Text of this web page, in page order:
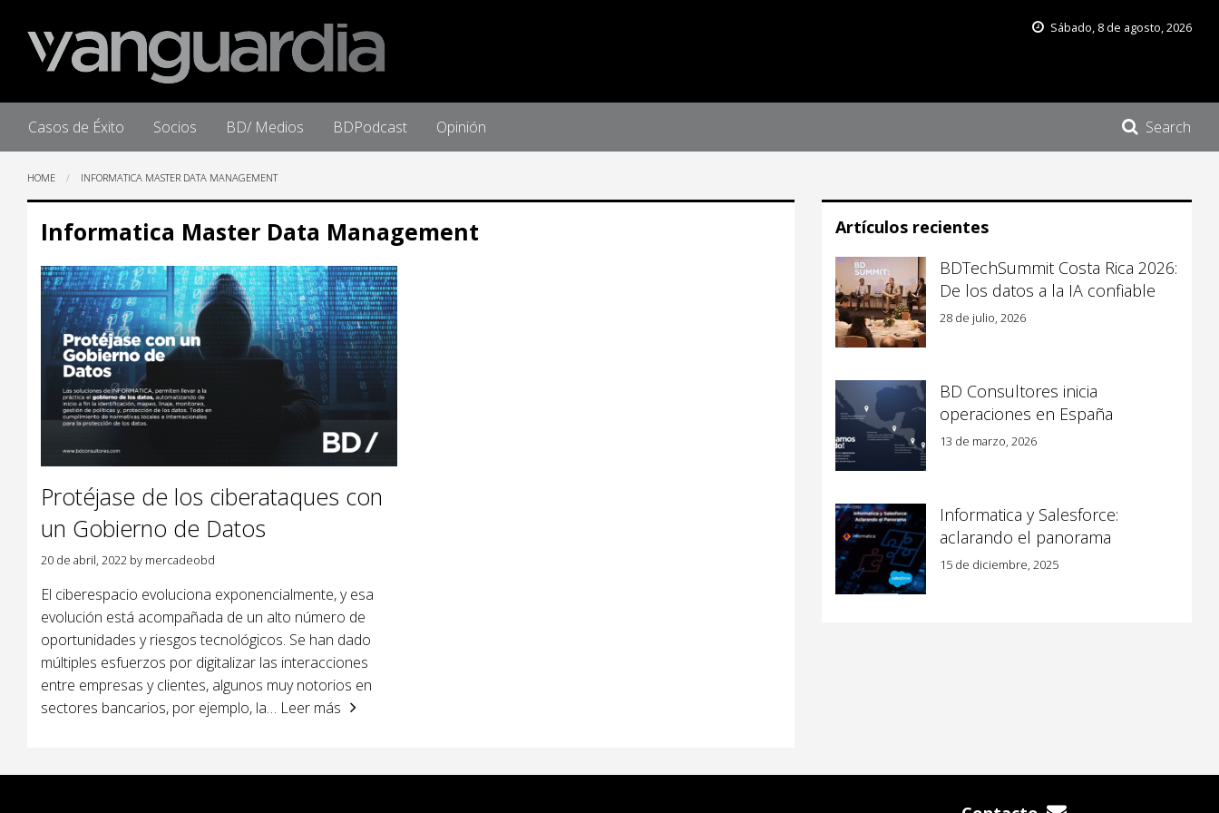
Sábado, 8 de agosto, 2026
Home
Casos de Éxito Socios BD/ Medios BDPodcast Opinión Search
HOME INFORMATICA MASTER DATA MANAGEMENT
Informatica Master Data Management
Protéjase de los ciberataques con
un Gobierno de Datos
20 de abril, 2022 by mercadeobd
El ciberespacio evoluciona exponencialmente, y esa
evolución está acompañada de un alto número de
oportunidades y riesgos tecnológicos. Se han dado
múltiples esfuerzos por digitalizar las interacciones
entre empresas y clientes, algunos muy notorios en
sectores bancarios, por ejemplo, la… Leer más
Artículos recientes
BDTechSummit Costa Rica 2026:
De los datos a la IA confiable
28 de julio, 2026
BD Consultores inicia
operaciones en España
13 de marzo, 2026
Informatica y Salesforce:
aclarando el panorama
15 de diciembre, 2025